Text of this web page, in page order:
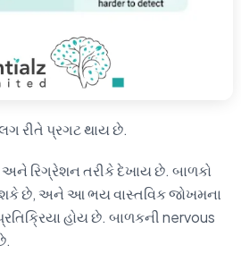
રીતે પ્રગટ થાય છે.
અને રિગ્રેશન તરીકે દેખાય છે. બાળકો
શકે છે, અને આ ભય વાસ્તવિક જોખમના
હોય છે. બાળકની nervous